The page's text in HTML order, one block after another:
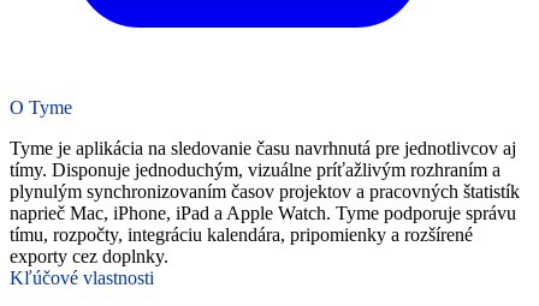
O Tyme
Tyme je aplikácia na sledovanie času navrhnutá pre jednotlivcov aj
tímy. Disponuje jednoduchým, vizuálne príťažlivým rozhraním a
plynulým synchronizovaním časov projektov a pracovných štatistík
naprieč Mac, iPhone, iPad a Apple Watch. Tyme podporuje správu
tímu, rozpočty, integráciu kalendára, pripomienky a rozšírené
exporty cez doplnky.
Kľúčové vlastnosti